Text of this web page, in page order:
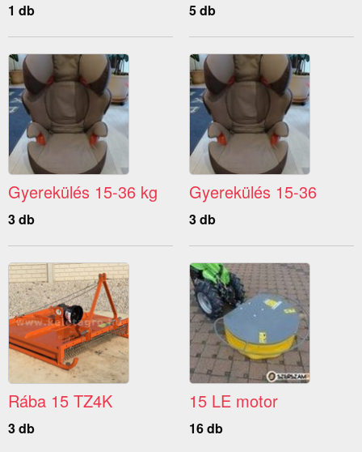
1 db 5 db
Gyerekülés 15-36 kg
3 db
Gyerekülés 15-36
3 db
Rába 15 TZ4K
3 db
15 LE motor
16 db